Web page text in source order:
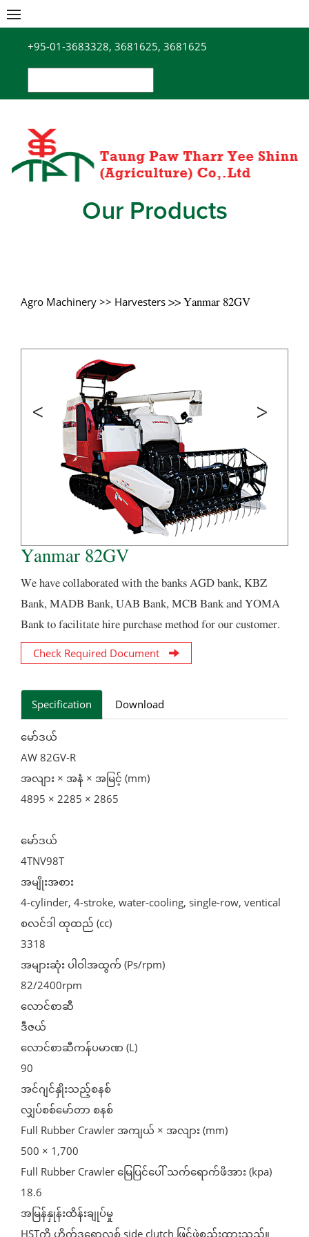
Skip
to
content+95-01-3683328, 3681625, 3681625
for:
Our Products
Agro Machinery >> Harvesters >> Yanmar 82GV
Yanmar 82GV
We have collaborated with the banks AGD bank, KBZ
Bank, MADB Bank, UAB Bank, MCB Bank and YOMA
Bank to facilitate hire purchase method for our customer.
Check Required Document
Specification Download
မော်ဒယ်
AW 82GV-R
အလျား × အနံ × အမြင့် (mm)
4895 × 2285 × 2865
မော်ဒယ်
4TNV98T
အမျိုးအစား
4-cylinder, 4-stroke, water-cooling, single-row, ventical
စလင်ဒါ ထုထည် (cc)
3318
အများဆုံး ပါဝါအထွက် (Ps/rpm)
82/2400rpm
လောင်စာဆီ
ဒီဇယ်
လောင်စာဆီကန်ပမာဏ (L)
90
အင်ဂျင်နှိုးသည့်စနစ်
လျှပ်စစ်မော်တာ စနစ်
Full Rubber Crawler အကျယ် × အလျား (mm)
500 × 1,700
Full Rubber Crawler မြေပြင်ပေါ် သက်ရောက်ဖိအား (kpa)
18.6
အမြန်နှုန်းထိန်းချုပ်မှု
HSTကို ဟိုက်ဒရောလစ် side clutch ဖြင့်ဖွဲ့စည်းထားသည်။